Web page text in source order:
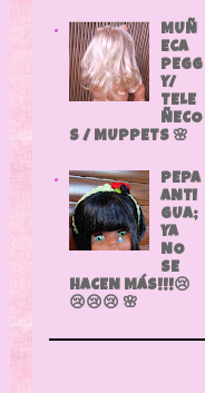
MUÑ
ECA
PEGG
Y/
TELE
ÑECO
S / MUPPETS 🌸
PEPA
ANTI
GUA;
YA
NO
SE
HACEN MÁS!!!😢
😢😢😢 🌸